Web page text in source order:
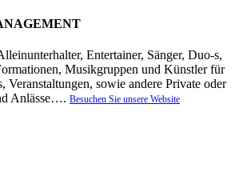
Entertainer, Sänger, Duo-s,
Musikgruppen und Künstler für
Veranstaltungen, sowie andere Private oder
Anlässe…. Besuchen Sie unsere Website